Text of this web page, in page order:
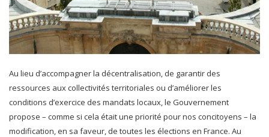
Au lieu d’accompagner la décentralisation, de garantir des
ressources aux collectivités territoriales ou d’améliorer les
conditions d’exercice des mandats locaux, le Gouvernement
propose – comme si cela était une priorité pour nos concitoyens – la
modification, en sa faveur, de toutes les élections en France. Au